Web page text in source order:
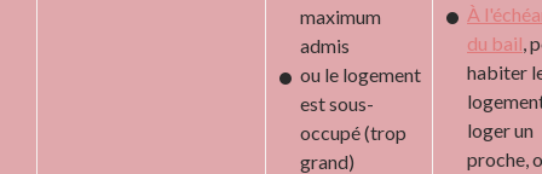
maximum
admis
ou le logement
est sous-
occupé (trop
grand)
À
du bail,
habiter
loger un
proche,